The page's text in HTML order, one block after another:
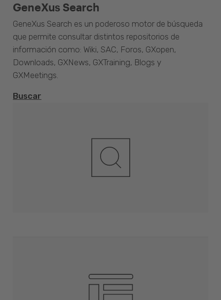
GeneXus Search
GeneXus Search es un poderoso motor de búsqueda
que permite consultar distintos repositorios de
información como: Wiki, SAC, Foros, GXopen,
Downloads, GXNews, GXTraining, Blogs y
GXMeetings.
Buscar